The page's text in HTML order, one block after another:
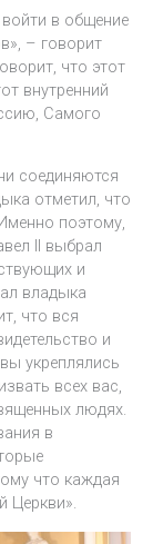
в общение
– говорит
что этот
внутренний
Самого
соединяются
отметил, что
поэтому,
II выбрал
и
владыка
что вся
и
укреплялись
всех вас,
людях.
в
что каждая
Церкви».